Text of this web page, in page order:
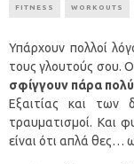
FITNESS WORKOUTS
Υπάρχουν πολλοί
τους γλουτούς σου.
σφίγγουν πάρα
Εξαιτίας και των
τραυματισμοί. Και
είναι ότι απλά θες…